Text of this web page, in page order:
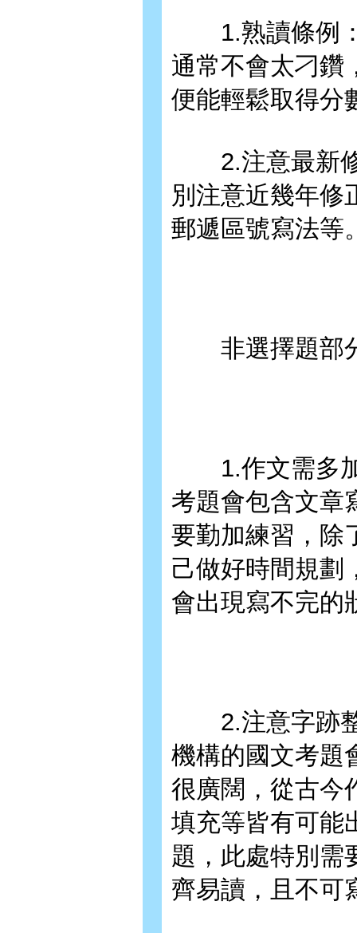
1.熟讀條例：
通常不會太刁鑽
便能輕鬆取得分
2.注意最新修
別注意近幾年修
郵遞區號寫法等
非選擇題部分
1.作文需多加
考題會包含文章
要勤加練習，除
己做好時間規劃
會出現寫不完的
2.注意字跡整
機構的國文考題
很廣闊，從古今
填充等皆有可能
題，此處特別需
齊易讀，且不可